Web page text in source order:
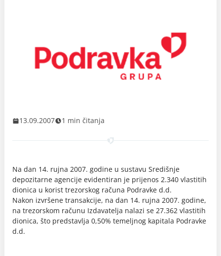
13.09.2007 1 min čitanja
Na dan 14. rujna 2007. godine u sustavu Središnje
depozitarne agencije evidentiran je prijenos 2.340 vlastitih
dionica u korist trezorskog računa Podravke d.d.
Nakon izvršene transakcije, na dan 14. rujna 2007. godine,
na trezorskom računu Izdavatelja nalazi se 27.362 vlastitih
dionica, što predstavlja 0,50% temeljnog kapitala Podravke
d.d.